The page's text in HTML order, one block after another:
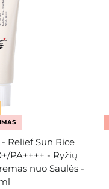
Relief Sun Rice
PA++++ - Ryžių
nuo Saulės -